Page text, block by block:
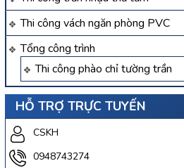
Thi công vách ngăn phòng PVC
Tổng công trình
Thi công phào chỉ tường trần
HỖ TRỢ TRỰC TUYẾN
CSKH
0948743274